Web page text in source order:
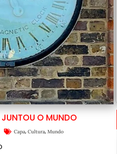
O MUNDO
Capa, Cultura, Mundo